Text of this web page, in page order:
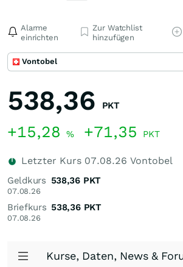
Alarme
einrichten
Zur Watchlist
hinzufügen
Vontobel
538,36 PKT
+15,28 % +71,35 PKT
Letzter Kurs 07.08.26 Vontobel
Geldkurs
07.08.26
538,36 PKT
Briefkurs
07.08.26
538,36 PKT
Kurse, Daten, News &